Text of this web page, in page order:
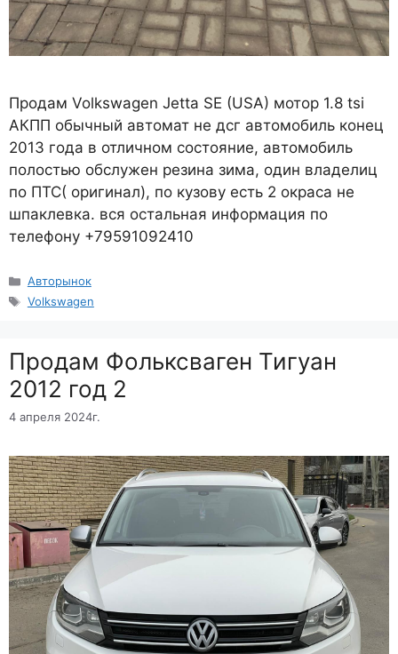
Продам Volkswagen Jetta SE (USA) мотор 1.8 tsi
АКПП обычный автомат не дсг автомобиль конец
2013 года в отличном состояние, автомобиль
полостью обслужен резина зима, один владелиц
по ПТС( оригинал), по кузову есть 2 окраса не
шпаклевка. вся остальная информация по
телефону +79591092410
Рубрики
Авторынок
Метки
Volkswagen
Продам Фольксваген Тигуан
2012 год 2
4 апреля 2024г.